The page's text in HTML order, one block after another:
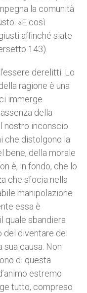
la comunità
«E così
affinché siate
143).
derelitti. Lo
ragione è una
immerge
della
nostro inconscio
che distolgono la
bene, della morale
è, in fondo, che lo
che sfocia nella
manipolazione
essa è
quale sbandiera
del diventare dei
causa. Non
di questa
estremo
tutto, compreso